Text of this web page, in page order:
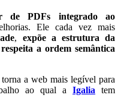
de PDFs integrado ao
Ele cada vez mais
, expõe a estrutura da
respeita a ordem semântica
a web mais legível para
ao qual aIgalia tem